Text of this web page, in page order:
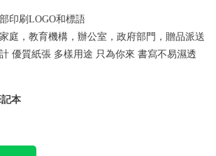
印刷LOGO和標語
庭，教育機構，辦公室，政府部門，贈品派送
優質紙張 多樣用途 只為你來 書寫不易濕透
本